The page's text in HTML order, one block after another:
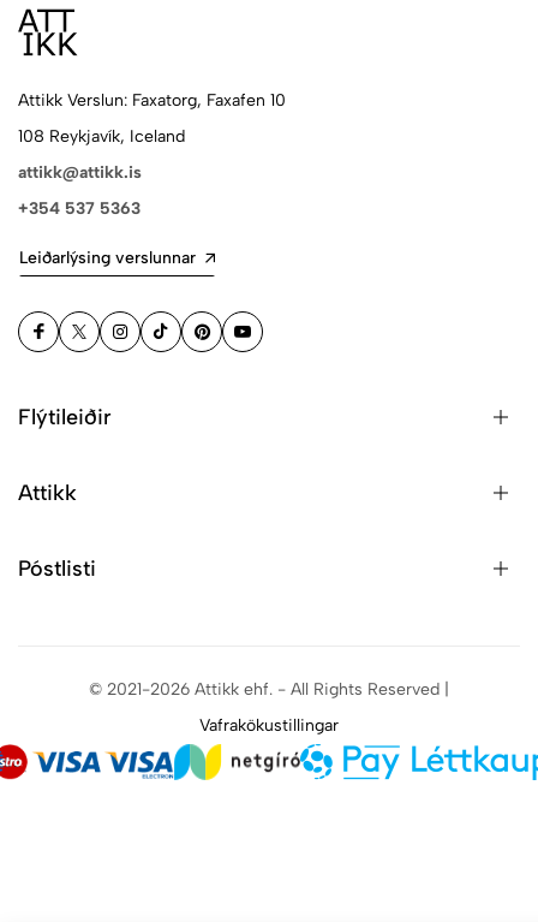
Attikk Verslun: Faxatorg, Faxafen 10
108 Reykjavík, Iceland
attikk@attikk.is
+354 537 5363
Leiðarlýsing verslunnar
Flýtileiðir
Attikk
Póstlisti
© 2021-2026 Attikk ehf. - All Rights Reserved |
Vafrakökustillingar